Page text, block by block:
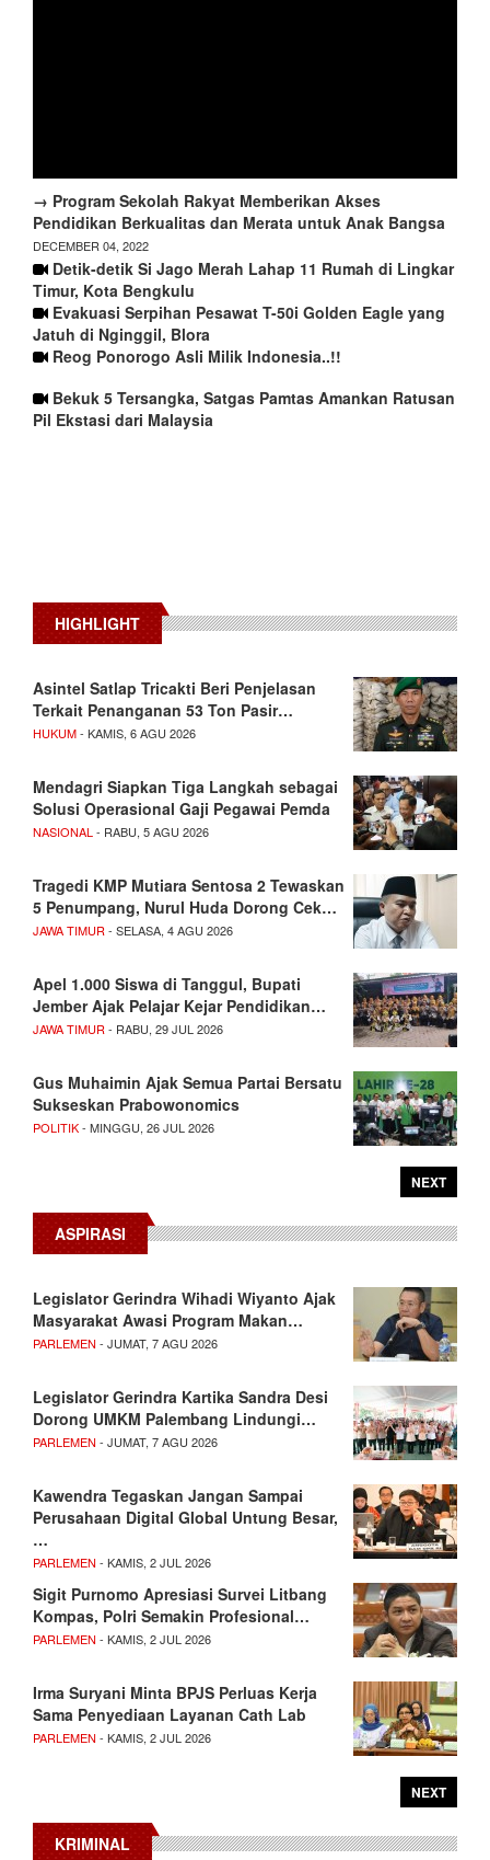
→ Program Sekolah Rakyat Memberikan Akses
Pendidikan Berkualitas dan Merata untuk Anak Bangsa
DECEMBER 04, 2022
Detik-detik Si Jago Merah Lahap 11 Rumah di Lingkar
Timur, Kota Bengkulu
Evakuasi Serpihan Pesawat T-50i Golden Eagle yang
Jatuh di Nginggil, Blora
Reog Ponorogo Asli Milik Indonesia..!!
Bekuk 5 Tersangka, Satgas Pamtas Amankan Ratusan
Pil Ekstasi dari Malaysia
HIGHLIGHT
Asintel Satlap Tricakti Beri Penjelasan
Terkait Penanganan 53 Ton Pasir…
HUKUM- KAMIS, 6 AGU 2026
Mendagri Siapkan Tiga Langkah sebagai
Solusi Operasional Gaji Pegawai Pemda
NASIONAL - RABU, 5 AGU 2026
Tragedi KMP Mutiara Sentosa 2 Tewaskan
5 Penumpang, Nurul Huda Dorong Cek…
JAWA TIMUR - SELASA, 4 AGU 2026
Apel 1.000 Siswa di Tanggul, Bupati
Jember Ajak Pelajar Kejar Pendidikan…
JAWA TIMUR - RABU, 29 JUL 2026
Gus Muhaimin Ajak Semua Partai Bersatu
Sukseskan Prabowonomics
POLITIK- MINGGU, 26 JUL 2026
NEXT
ASPIRASI
Legislator Gerindra Wihadi Wiyanto Ajak
Masyarakat Awasi Program Makan…
PARLEMEN - JUMAT, 7 AGU 2026
Legislator Gerindra Kartika Sandra Desi
Dorong UMKM Palembang Lindungi…
PARLEMEN - JUMAT, 7 AGU 2026
Kawendra Tegaskan Jangan Sampai
Perusahaan Digital Global Untung Besar,
…
PARLEMEN - KAMIS, 2 JUL 2026
Sigit Purnomo Apresiasi Survei Litbang
Kompas, Polri Semakin Profesional…
PARLEMEN - KAMIS, 2 JUL 2026
Irma Suryani Minta BPJS Perluas Kerja
Sama Penyediaan Layanan Cath Lab
PARLEMEN - KAMIS, 2 JUL 2026
NEXT
KRIMINAL